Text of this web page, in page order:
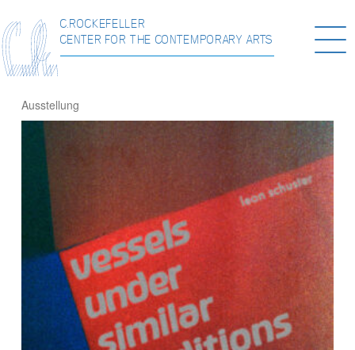
C.ROCKEFELLER
CENTER FOR THE CONTEMPORARY ARTS
Ausstellung